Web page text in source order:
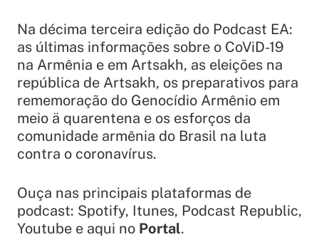
Na décima terceira edição do Podcast EA:
as últimas informações sobre o CoViD-19
na Armênia e em Artsakh, as eleições na
república de Artsakh, os preparativos para
rememoração do Genocídio Armênio em
meio ä quarentena e os esforços da
comunidade armênia do Brasil na luta
contra o coronavírus.
Ouça nas principais plataformas de
podcast: Spotify, Itunes, Podcast Republic,
Youtube e aqui no Portal.